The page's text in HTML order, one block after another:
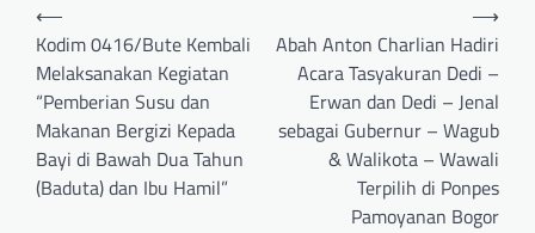
⟵
Kodim 0416/Bute Kembali
Melaksanakan Kegiatan
“Pemberian Susu dan
Makanan Bergizi Kepada
Bayi di Bawah Dua Tahun
(Baduta) dan Ibu Hamil”
Abah Anton Charlian Hadiri
Acara Tasyakuran Dedi –
Erwan dan Dedi – Jenal
sebagai Gubernur – Wagub
& Walikota – Wawali
Terpilih di Ponpes
Pamoyanan Bogor
⟶